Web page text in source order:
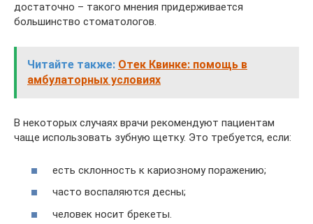
достаточно – такого мнения придерживается
большинство стоматологов.
Читайте также: Отек Квинке: помощь в
амбулаторных условиях
В некоторых случаях врачи рекомендуют пациентам
чаще использовать зубную щетку. Это требуется, если:
есть склонность к кариозному поражению;
часто воспаляются десны;
человек носит брекеты.